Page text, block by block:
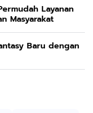
Layanan
Masyarakat
Baru dengan